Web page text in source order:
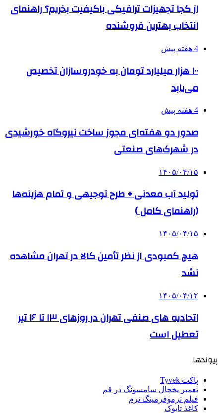
از کجا تجهیزات ترافیکی باکیفیت بخریم؟ راهنمای
انتخاب بهترین فروشنده
4 هفته پیش
۱۰۰ هزار میلیارد تومان به خودروسازان تخصیص
می‌یابد
4 هفته پیش
صدور دو هفته‌ای مجوز ساخت نیروگاه خورشیدی
در شهرک‌های صنعتی
۱۴۰۵/۰۴/۱۵
تولید آب معدنی + طرح توجیهی و تمام هزینه‌ها
(راهنمای کامل )
۱۴۰۵/۰۴/۱۵
هیچ کمبودی از نظر تأمین کالا در تهران مشاهده
نشد
۱۴۰۵/۰۴/۱۲
اتحادیه های صنفی تهران در روزهای ۱۳ تا ۱۶ تیر
تعطیل است
پیوندها
پاکت Tyvek
تعمیر یخچال سامسونگ در قم
فیلم ترموفرمینگ نرم
کاغذ تایوک